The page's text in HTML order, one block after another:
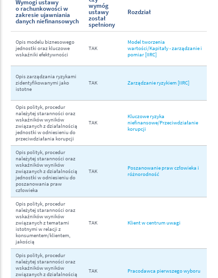
Wymogi ustawy
o rachunkowości w
zakresie ujawniania
danych niefinansowych
wymóg
ustawy
został
spełniony
Rozdział
Opis modelu biznesowego
jednostki oraz kluczowe
wskaźniki efektywności
TAK
Model tworzenia
wartości/Kapitały - zarządzanie i
pomiar [IIRC]
Opis zarządzania ryzykami
zidentyfikowanymi jako
istotne
TAK Zarządzanie ryzykiem [IIRC]
Opis polityk, procedur
należytej staranności oraz
wskaźników wyników
związanych z działalnością
jednostki w odniesieniu do
przeciwdziałania korupcji
TAK
Kluczowe ryzyka
niefinansowe/Przeciwdziałanie
korupcji
Opis polityk, procedur
należytej staranności oraz
wskaźników wyników
związanych z działalnością
jednostki w odniesieniu do
poszanowania praw
człowieka
TAK
Poszanowanie praw człowieka i
różnorodność
Opis polityk, procedur
należytej staranności oraz
wskaźników wyników
związanych z tematami
istotnymi w relacji z
konsumentem/klientem,
jakością
TAK Klient w centrum uwagi
Opis polityk, procedur
należytej staranności oraz
wskaźników wyników
związanych z działalnością
TAK Pracodawca pierwszego wyboru